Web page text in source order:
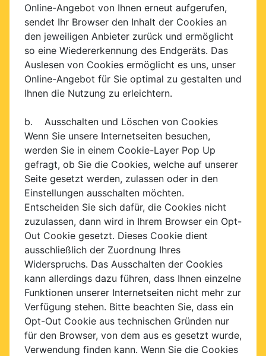
Online-Angebot von Ihnen erneut aufgerufen,
sendet Ihr Browser den Inhalt der Cookies an
den jeweiligen Anbieter zurück und ermöglicht
so eine Wiedererkennung des Endgeräts. Das
Auslesen von Cookies ermöglicht es uns, unser
Online-Angebot für Sie optimal zu gestalten und
Ihnen die Nutzung zu erleichtern.
b. Ausschalten und Löschen von Cookies
Wenn Sie unsere Internetseiten besuchen,
werden Sie in einem Cookie-Layer Pop Up
gefragt, ob Sie die Cookies, welche auf unserer
Seite gesetzt werden, zulassen oder in den
Einstellungen ausschalten möchten.
Entscheiden Sie sich dafür, die Cookies nicht
zuzulassen, dann wird in Ihrem Browser ein Opt-
Out Cookie gesetzt. Dieses Cookie dient
ausschließlich der Zuordnung Ihres
Widerspruchs. Das Ausschalten der Cookies
kann allerdings dazu führen, dass Ihnen einzelne
Funktionen unserer Internetseiten nicht mehr zur
Verfügung stehen. Bitte beachten Sie, dass ein
Opt-Out Cookie aus technischen Gründen nur
für den Browser, von dem aus es gesetzt wurde,
Verwendung finden kann. Wenn Sie die Cookies